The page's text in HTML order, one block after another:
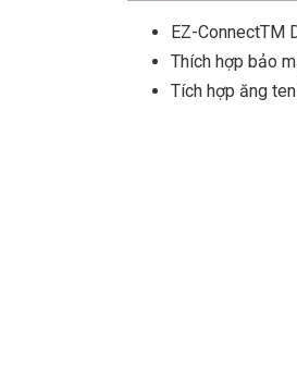
EZ-ConnectTM
Thích hợp bảo
Tích hợp ăng